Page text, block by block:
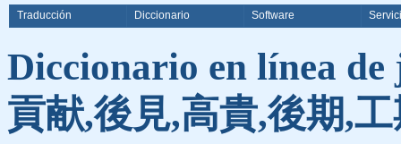
Traducción Diccionario Software
Diccionario en línea
貢献,後見,高貴,後期,